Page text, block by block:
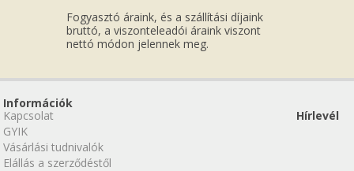
Fogyasztó áraink, és a szállítási díjaink
bruttó, a viszonteleadói áraink viszont
nettó módon jelennek meg.
Információk
Kapcsolat
GYIK
Vásárlási tudnivalók
Elállás a szerződéstől
Hírlevél